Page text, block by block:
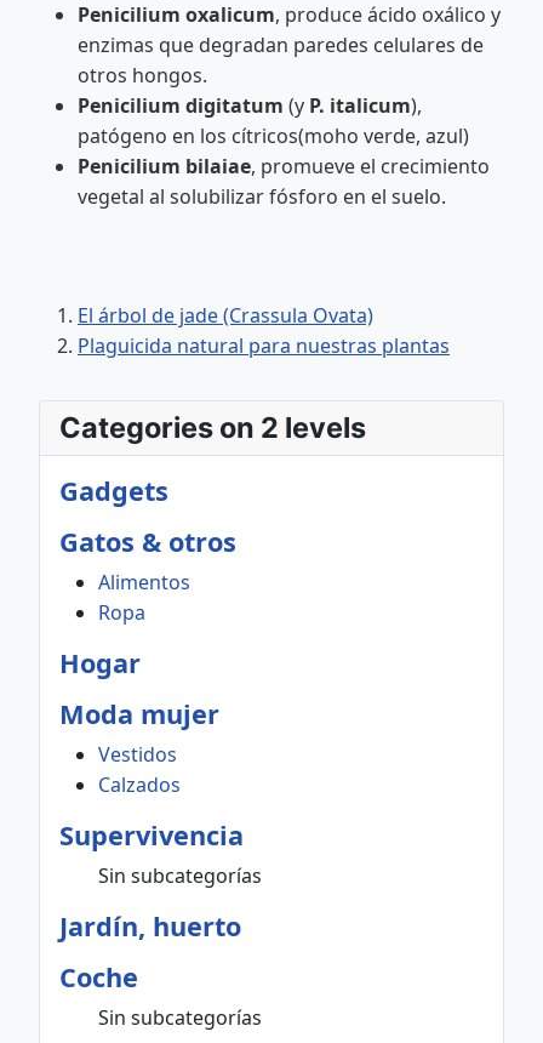
Penicilium oxalicum, produce ácido oxálico y
enzimas que degradan paredes celulares de
otros hongos.
Penicilium digitatum (y P. italicum),
patógeno en los cítricos(moho verde, azul)
Penicilium bilaiae, promueve el crecimiento
vegetal al solubilizar fósforo en el suelo.
El árbol de jade (Crassula Ovata)
Plaguicida natural para nuestras plantas
Categories on 2 levels
Gadgets
Gatos & otros
Alimentos
Ropa
Hogar
Moda mujer
Vestidos
Calzados
Supervivencia
Sin subcategorías
Jardín, huerto
Coche
Sin subcategorías